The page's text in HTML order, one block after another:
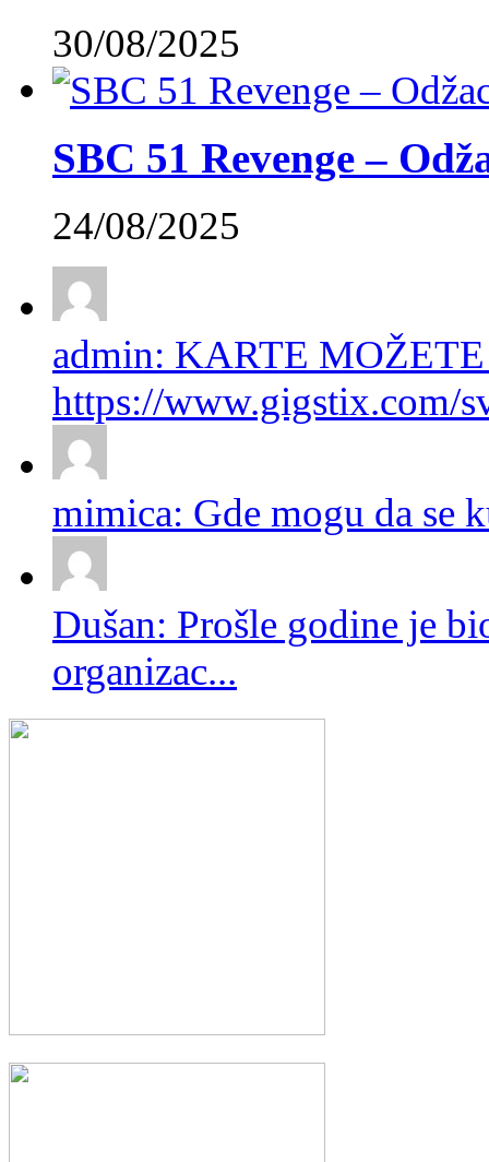
30/08/2025
SBC 51 Revenge –
24/08/2025
admin: KARTE
https://www.gigstix.com/
mimica: Gde mogu da se
Dušan: Prošle godine je
organizac...